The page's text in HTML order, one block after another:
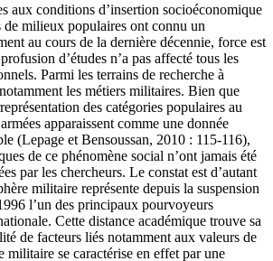
aux conditions d’insertion socioéconomique
de milieux populaires ont connu un
au cours de la dernière décennie, force est
d’études n’a pas affecté tous les
Parmi les terrains de recherche à
les métiers militaires. Bien que
des catégories populaires au
apparaissent comme une donnée
(Lepage et Bensoussan, 2010 : 115-116),
de ce phénomène social n’ont jamais été
par les chercheurs. Le constat est d’autant
militaire représente depuis la suspension
l’un des principaux pourvoyeurs
Cette distance académique trouve sa
de facteurs liés notamment aux valeurs de
militaire se caractérise en effet par une